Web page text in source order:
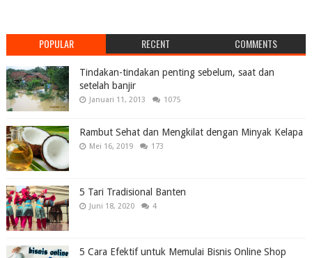
POPULAR RECENT COMMENTS
Tindakan-tindakan penting sebelum, saat dan
setelah banjir
Januari 11, 2013 1075
Rambut Sehat dan Mengkilat dengan Minyak Kelapa
Mei 16, 2019 173
5 Tari Tradisional Banten
Juni 18, 2020 4
5 Cara Efektif untuk Memulai Bisnis Online Shop